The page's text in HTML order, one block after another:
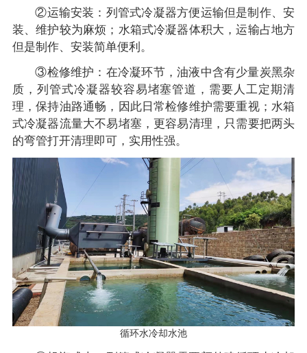
②运输安装：列管式冷凝器方便运输但是制作、安
装、维护较为麻烦；水箱式冷凝器体积大，运输占地方
但是制作、安装简单便利。
③检修维护：在冷凝环节，油液中含有少量炭黑杂
质，列管式冷凝器较容易堵塞管道，需要人工定期清
理，保持油路通畅，因此日常检修维护需要重视；水箱
式冷凝器流量大不易堵塞，更容易清理，只需要把两头
的弯管打开清理即可，实用性强。
循环水冷却水池